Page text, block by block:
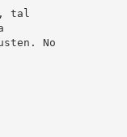
tal
No